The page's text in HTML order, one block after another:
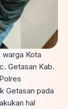
warga Kota
Getasan Kab.
Getasan pada
hal